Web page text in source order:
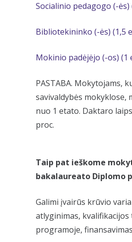
Socialinio pedagogo (-ės)
Bibliotekininko (-ės) (1,5
Mokinio padėjėjo (-os) (1
PASTABA. Mokytojams,
savivaldybės mokyklose,
nuo 1 etato. Daktaro
proc.
Taip pat ieškome
bakalaureato Diplomo
Galimi įvairūs krūvio
atlyginimas,
programoje,